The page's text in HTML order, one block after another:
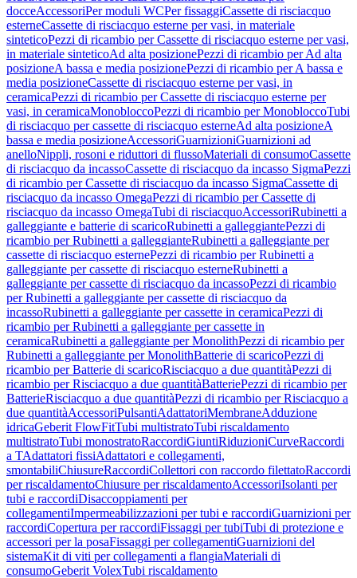
docceAccessoriPer moduli WCPer fissaggiCassette di risciacquo
esterneCassette di risciacquo esterne per vasi, in materiale
sinteticoPezzi di ricambio per Cassette di risciacquo esterne per vasi,
in materiale sinteticoAd alta posizionePezzi di ricambio per Ad alta
posizioneA bassa e media posizionePezzi di ricambio per A bassa e
media posizioneCassette di risciacquo esterne per vasi, in
ceramicaPezzi di ricambio per Cassette di risciacquo esterne per
vasi, in ceramicaMonobloccoPezzi di ricambio per MonobloccoTubi
di risciacquo per cassette di risciacquo esterneAd alta posizioneA
bassa e media posizioneAccessoriGuarnizioniGuarnizioni ad
anelloNippli, rosoni e riduttori di flussoMateriali di consumoCassette
di risciacquo da incassoCassette di risciacquo da incasso SigmaPezzi
di ricambio per Cassette di risciacquo da incasso SigmaCassette di
risciacquo da incasso OmegaPezzi di ricambio per Cassette di
risciacquo da incasso OmegaTubi di risciacquoAccessoriRubinetti a
galleggiante e batterie di scaricoRubinetti a galleggiantePezzi di
ricambio per Rubinetti a galleggianteRubinetti a galleggiante per
cassette di risciacquo esternePezzi di ricambio per Rubinetti a
galleggiante per cassette di risciacquo esterneRubinetti a
galleggiante per cassette di risciacquo da incassoPezzi di ricambio
per Rubinetti a galleggiante per cassette di risciacquo da
incassoRubinetti a galleggiante per cassette in ceramicaPezzi di
ricambio per Rubinetti a galleggiante per cassette in
ceramicaRubinetti a galleggiante per MonolithPezzi di ricambio per
Rubinetti a galleggiante per MonolithBatterie di scaricoPezzi di
ricambio per Batterie di scaricoRisciacquo a due quantitàPezzi di
ricambio per Risciacquo a due quantitàBatteriePezzi di ricambio per
BatterieRisciacquo a due quantitàPezzi di ricambio per Risciacquo a
due quantitàAccessoriPulsantiAdattatoriMembraneAdduzione
idricaGeberit FlowFitTubi multistratoTubi riscaldamento
multistratoTubi monostratoRaccordiGiuntiRiduzioniCurveRaccordi
a TAdattatori fissiAdattatori e collegamenti,
smontabiliChiusureRaccordiCollettori con raccordo filettatoRaccordi
per riscaldamentoChiusure per riscaldamentoAccessoriIsolanti per
tubi e raccordiDisaccoppiamenti per
collegamentiImpermeabilizzazioni per tubi e raccordiGuarnizioni per
raccordiCopertura per raccordiFissaggi per tubiTubi di protezione e
accessori per la posaFissaggi per collegamentiGuarnizioni del
sistemaKit di viti per collegamenti a flangiaMateriali di
consumoGeberit VolexTubi riscaldamento